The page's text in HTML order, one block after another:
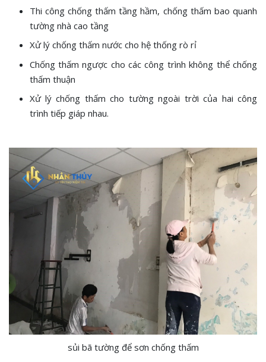
Thi công chống thấm tầng hầm, chống thấm bao quanh
tường nhà cao tầng
Xử lý chống thấm nước cho hệ thống rò rỉ
Chống thấm ngược cho các công trình không thể chống
thấm thuận
Xử lý chống thấm cho tường ngoài trời của hai công
trình tiếp giáp nhau.
sủi bã tường để sơn chống thấm